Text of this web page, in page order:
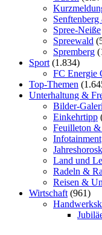
Spree-Neiße
Spreewald
Spremberg
Sport (1.834)
FC Energie
Top-Themen
Unterhaltung &
Bilder-
Einkehrtipp
Feuilleton
Infotainment
Land und
Radeln &
Reisen &
Wirtschaft (961)